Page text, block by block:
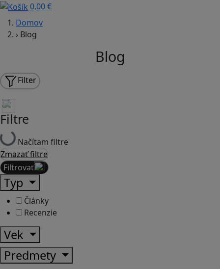
0,00 €
Domov
› Blog
Blog
Filter
Filtre
Načítam filtre
Zmazať filtre
Filtrovať
Typ
Články
Recenzie
Vek
Predmety